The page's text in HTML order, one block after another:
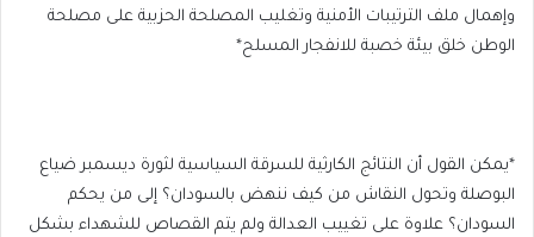
وإهمال ملف الترتيبات الأمنية وتغليب المصلحة الحزبية على مصلحة
الوطن خلق بيئة خصبة للانفجار المسلح*
*يمكن القول أن النتائج الكارثية للسرقة السياسية لثورة ديسمبر ضياع
البوصلة وتحول النقاش من كيف ننهض بالسودان؟ إلى من يحكم
السودان؟ علاوة على تغييب العدالة ولم يتم القصاص للشهداء بشكل